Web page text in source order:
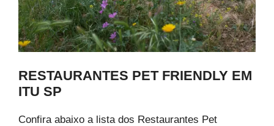
RESTAURANTES PET FRIENDLY EM
ITU SP
Confira abaixo a lista dos Restaurantes Pet